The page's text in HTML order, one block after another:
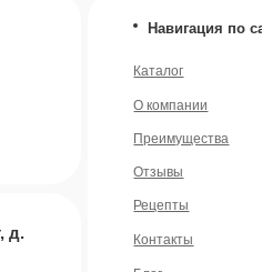
Политика конфиденциальности